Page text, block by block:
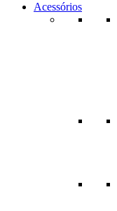
Acessórios